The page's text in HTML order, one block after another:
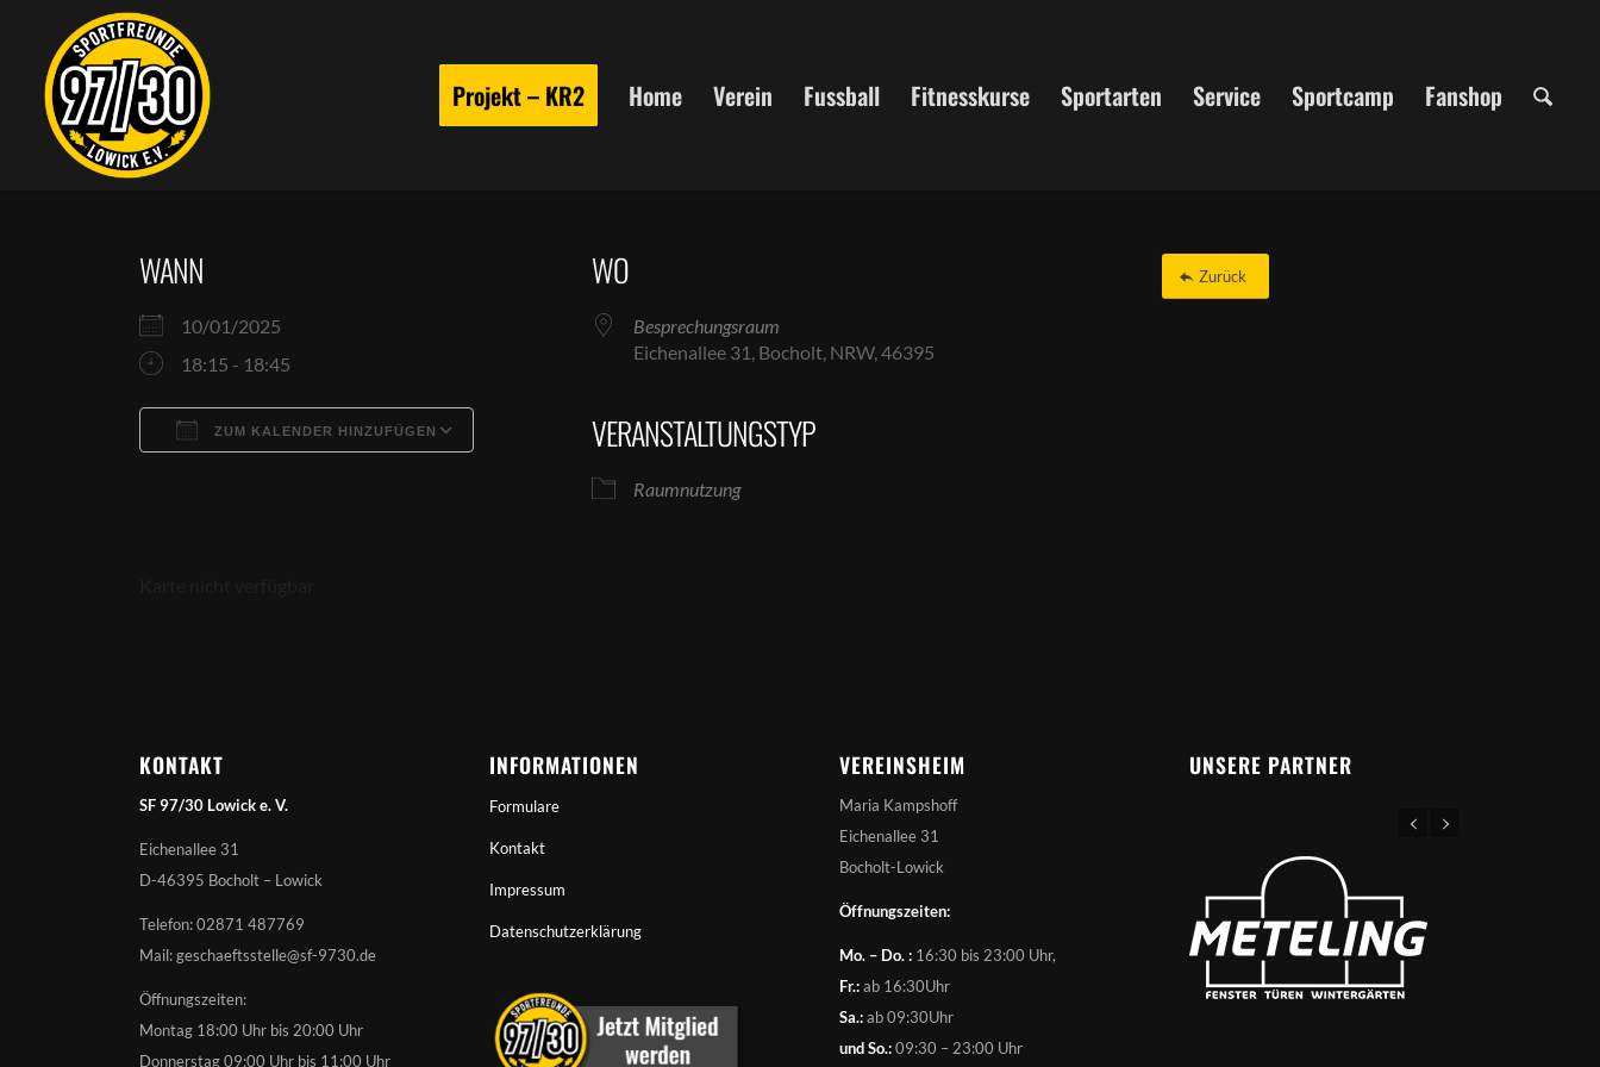
Projekt – KR2 Home Verein Fussball Fitnesskurse Sportarten Service Sportcamp Fanshop
WANN
10/01/2025
18:15 - 18:45
ZUM KALENDER HINZUFÜGEN
Google Kalender
WO
Besprechungsraum
Eichenallee 31, Bocholt, NRW, 46395
VERANSTALTUNGSTYP
Raumnutzung
Zurück
KONTAKT
SF 97/30 Lowick e. V.
Eichenallee 31
D-46395 Bocholt – Lowick
Telefon: 02871 487769
Mail: geschaeftsstelle@sf-9730.de
Öffnungszeiten:
Montag 18:00 Uhr bis 20:00 Uhr
Donnerstag 09:00 Uhr bis 11:00 Uhr
INFORMATIONEN
Formulare
Kontakt
Impressum
Datenschutzerklärung
VEREINSHEIM
Maria Kampshoff
Eichenallee 31
Bocholt-Lowick
Öffnungszeiten:
Mo. – Do. : 16:30 bis 23:00 Uhr,
Fr.:ab 16:30Uhr
Sa.:ab 09:30Uhr
und So.:09:30 – 23:00 Uhr
UNSERE PARTNER